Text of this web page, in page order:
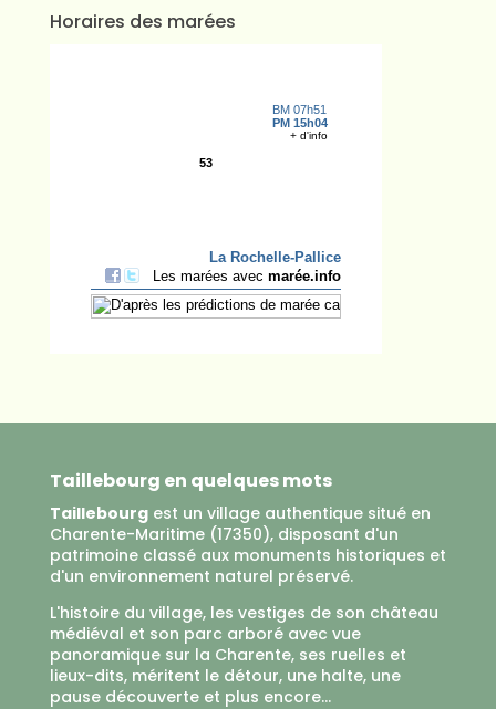
Horaires des marées
Taillebourg en quelques mots
Taillebourgest un village authentique situé en
Charente-Maritime (17350), disposant d'un
patrimoine classé aux monuments historiques et
d'un environnement naturel préservé.
L'histoire du village, les vestiges de son château
médiéval et son parc arboré avec vue
panoramique sur la Charente, ses ruelles et
lieux-dits, méritent le détour, une halte, une
pause découverte et plus encore...